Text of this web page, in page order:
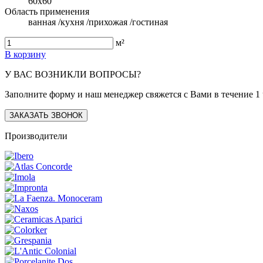
Область применения
ванная /кухня /прихожая /гостиная
м²
В корзину
У ВАС ВОЗНИКЛИ ВОПРОСЫ?
Заполните форму и наш менеджер свяжется с Вами в течение 1
ЗАКАЗАТЬ ЗВОНОК
Производители